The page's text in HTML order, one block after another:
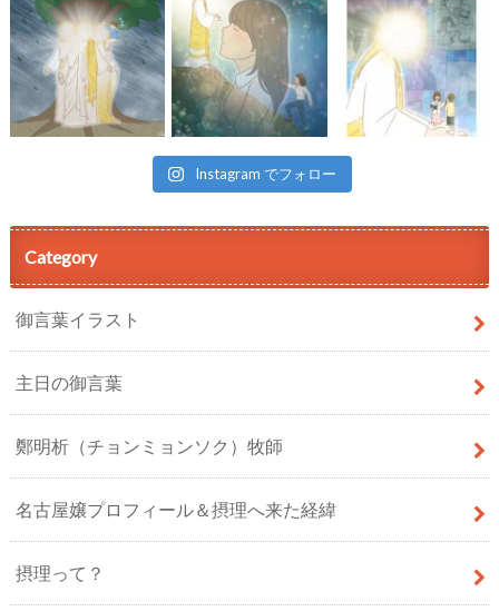
Instagram でフォロー
Category
御言葉イラスト
主日の御言葉
鄭明析（チョンミョンソク）牧師
名古屋嬢プロフィール＆摂理へ来た経緯
摂理って？